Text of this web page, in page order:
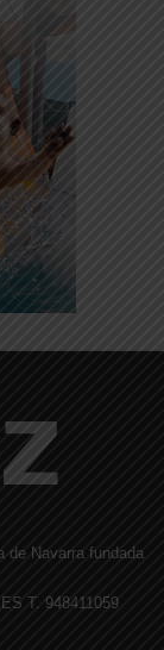
de Navarra fundada
T. 948411059